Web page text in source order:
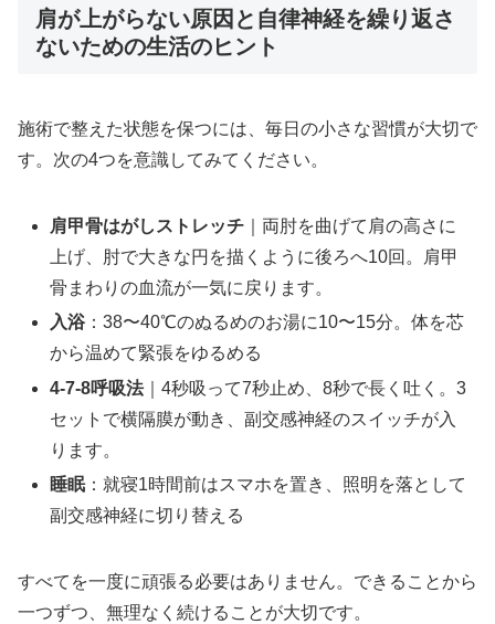
肩が上がらない原因と自律神経を繰り返さ
ないための生活のヒント
施術で整えた状態を保つには、毎日の小さな習慣が大切で
す。次の4つを意識してみてください。
肩甲骨はがしストレッチ ｜両肘を曲げて肩の高さに
上げ、肘で大きな円を描くように後ろへ10回。肩甲
骨まわりの血流が一気に戻ります。
入浴 ：38〜40℃のぬるめのお湯に10〜15分。体を芯
から温めて緊張をゆるめる
4-7-8呼吸法｜4秒吸って7秒止め、8秒で長く吐く。3
セットで横隔膜が動き、副交感神経のスイッチが入
ります。
睡眠：就寝1時間前はスマホを置き、照明を落として
副交感神経に切り替える
すべてを一度に頑張る必要はありません。できることから
一つずつ、無理なく続けることが大切です。